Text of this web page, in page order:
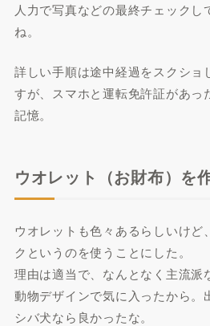
人力で写真などの最終チェックし
ね。
詳しい手順は途中経過をスクショ
すが、スマホと運転免許証があっ
記憶。
ウオレット（お財布）を
ウオレットも色々あるらしいけど
クというのを使うことにした。
理由は適当で、なんとなく主流派
動物デザインで気に入ったから。
シバ犬なら良かったな。